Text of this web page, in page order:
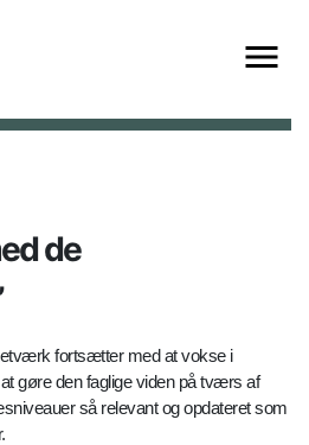
de
fortsætter med at vokse i
gøre den faglige viden på tværs af
så relevant og opdateret som